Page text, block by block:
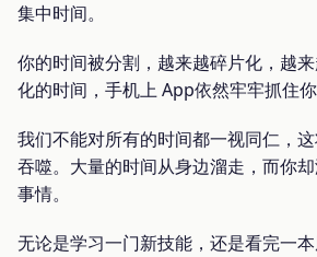
集中时间。
你的时间被分割，越来越碎片化，越
化的时间，手机上 App依然牢牢抓住你
我们不能对所有的时间都一视同仁，
吞噬。大量的时间从身边溜走，而你
事情。
无论是学习一门新技能，还是看完一